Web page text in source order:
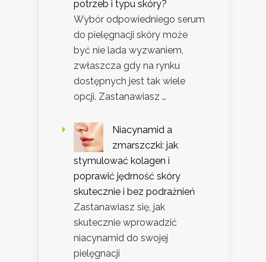
potrzeb i typu skóry?
Wybór odpowiedniego serum
do pielęgnacji skóry może
być nie lada wyzwaniem,
zwłaszcza gdy na rynku
dostępnych jest tak wiele
opcji. Zastanawiasz …
Niacynamid a
zmarszczki: jak
stymulować kolagen i
poprawić jędrność skóry
skutecznie i bez podrażnień
Zastanawiasz się, jak
skutecznie wprowadzić
niacynamid do swojej
pielęgnacji